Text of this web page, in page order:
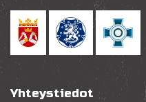
Yhteystiedot